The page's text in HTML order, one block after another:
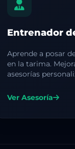
Entrenador
Aprende a posar
en la tarima.
asesorías
Ver Asesoría